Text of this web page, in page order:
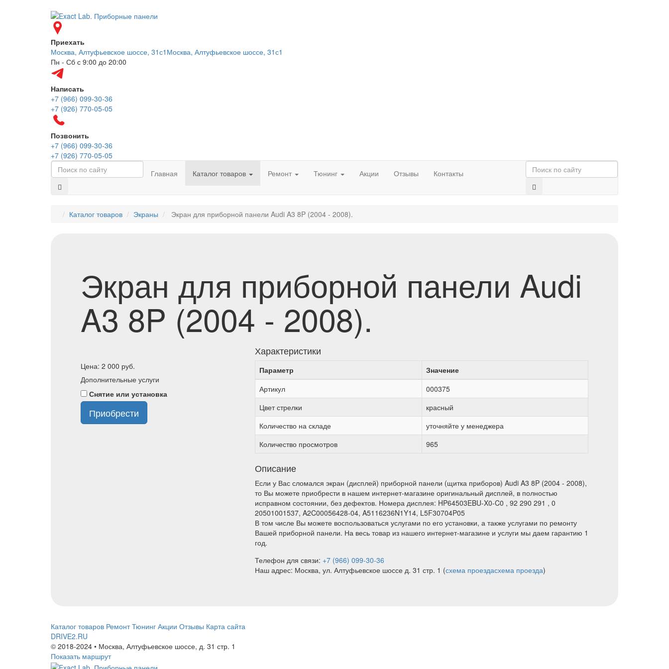
Приехать
Москва, Алтуфьевское шоссе, 31с1 Москва, Алтуфьевское шоссе, 31с1
Пн - Сб с 9:00 до 20:00
Написать
+7 (966) 099-30-36
+7 (926) 770-05-05
Позвонить
+7 (966) 099-30-36
+7 (926) 770-05-05
Главная
Каталог товаров Ремонт Тюнинг Акции Отзывы Контакты
Каталог товаров Экраны Экран для приборной панели Audi A3 8P (2004 - 2008).
Экран для приборной панели Audi
A3 8P (2004 - 2008).
Цена: 2 000 руб.
Дополнительные услуги
Снятие или установка
Приобрести
Характеристики
Параметр
Значение
Артикул
000375
Цвет стрелки
красный
Количество на складе
уточняйте у менеджера
Количество просмотров
965
Описание
Если у Вас сломался экран (дисплей) приборной панели (щитка приборов) Audi A3 8P (2004 - 2008),
то Вы можете приобрести в нашем интернет-магазине оригинальный дисплей, в полностью
исправном состоянии, без дефектов. Номера дисплея: HP64503EBU-X0-C0 , 92 290 291 , 0
20501001537, A2C00056428-04, A5116236N1Y14, L5F30704P05
В том числе Вы можете воспользоваться услугами по его установки, а также услугами по ремонту
Вашей приборной панели. На весь товар из нашего интернет-магазине и услуги мы даем гарантию 1
год.
Телефон для связи: +7 (966) 099-30-36
Наш адрес: Москва, ул. Алтуфьевское шоссе д. 31 стр. 1 (схема проездасхема проезда)
Каталог товаров Ремонт Тюнинг Акции Отзывы Карта сайта
DRIVE2.RU
© 2018-2024 • Москва, Алтуфьевское шоссе, д. 31 стр. 1
Показать маршрут